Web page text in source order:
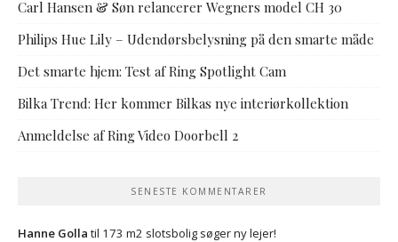
Carl Hansen & Søn relancerer Wegners model CH 30
Philips Hue Lily – Udendørsbelysning på den smarte måde
Det smarte hjem: Test af Ring Spotlight Cam
Bilka Trend: Her kommer Bilkas nye interiørkollektion
Anmeldelse af Ring Video Doorbell 2
SENESTE KOMMENTARER
Hanne Golla til 173 m2 slotsbolig søger ny lejer!